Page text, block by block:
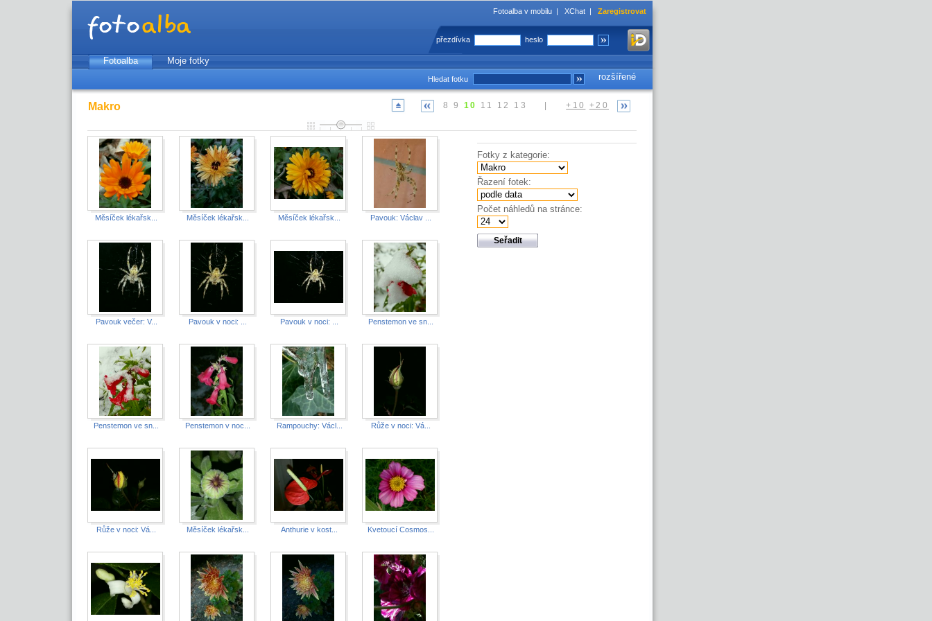
Fotoalba v mobilu | XChat | Zaregistrovat
přezdívka heslo
Fotoalba
Moje fotky
rozšířené
Hledat fotku
Makro 8 9 10 11 12 13 +10 +20
Měsíček lékařsk... Měsíček lékařsk... Měsíček lékařsk... Pavouk: Václav ...
Pavouk večer: V... Pavouk v noci: ... Pavouk v noci: ... Penstemon ve sn...
Penstemon ve sn... Penstemon v noc... Rampouchy: Václ... Růže v noci: Vá...
Růže v noci: Vá... Měsíček lékařsk... Anthurie v kost... Kvetoucí Cosmos...
Fotky z kategorie:
Řazení fotek:
Počet náhledů na stránce: